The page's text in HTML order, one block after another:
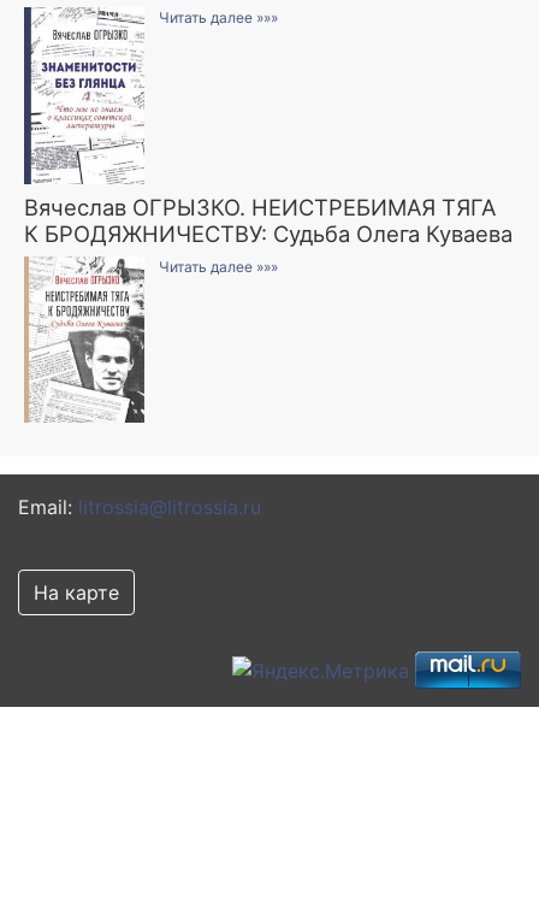
Читать далее »»»
Вячеслав ОГРЫЗКО. НЕИСТРЕБИМАЯ ТЯГА
К БРОДЯЖНИЧЕСТВУ: Судьба Олега Куваева
Читать далее »»»
Email: litrossia@litrossia.ru
На карте